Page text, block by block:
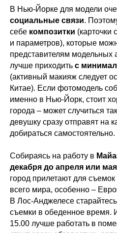
В Нью-Йорке для модели
социальные связи.
себе композитки (карточки
и параметров), которые
представителям модельных
лучше приходить с
(активный макияж следует
Китае). Если фотомодель
именно в Нью-Йорк, стоит
города – может случиться
девушку сразу отправят на
добираться самостоятельно.
Собираясь на работу в
декабря до апреля или мая
город прилетают для
всего мира, особенно –
В Лос-Анджелесе
съемки в обеденное время.
15.00 лучше работать в
© 2007-2026 Все права защищены.
Политика конфиденциальности
ИП Саватеева Дарья Валерьевна,
ИНН: 770501593933,
ОГРНИП: 309774626500411